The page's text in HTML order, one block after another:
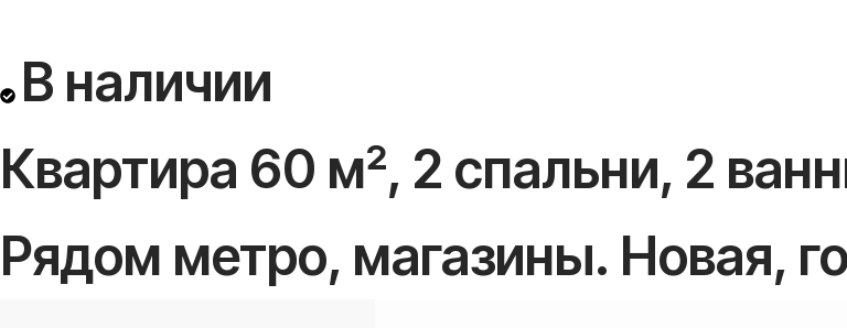
В наличии
Квартира 60 м², 2 спальни, 2
Рядом метро, магазины. Новая,